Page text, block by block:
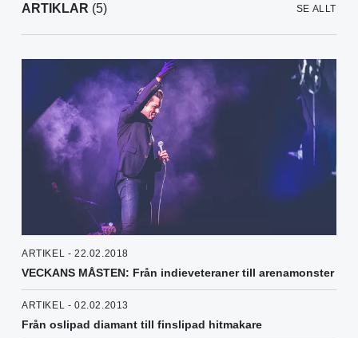
ARTIKLAR (5) SE ALLT
ARTIKEL - 22.02.2018
VECKANS MÅSTEN: Från indieveteraner till arenamonster
ARTIKEL - 02.02.2013
Från oslipad diamant till finslipad hitmakare